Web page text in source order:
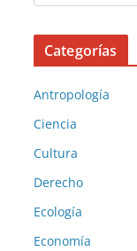
Categorías
Antropología
Ciencia
Cultura
Derecho
Ecología
Economía